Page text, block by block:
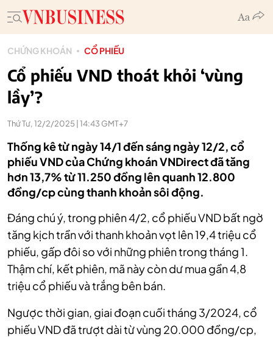
CHỨNG KHOÁN CỔ PHIẾU
Cổ phiếu VND thoát khỏi ‘vùng
lầy’?
Thứ Tư, 12/2/2025 | 14:43 GMT+7
Thống kê từ ngày 14/1 đến sáng ngày 12/2, cổ
phiếu VND của Chứng khoán VNDirect đã tăng
hơn 13,7% từ 11.250 đồng lên quanh 12.800
đồng/cp cùng thanh khoản sôi động.
Đáng chú ý, trong phiên 4/2, cổ phiếu VND bất ngờ
tăng kịch trần với thanh khoản vọt lên 19,4 triệu cổ
phiếu, gấp đôi so với những phiên trong tháng 1.
Thậm chí, kết phiên, mã này còn dư mua gần 4,8
triệu cổ phiếu và trắng bên bán.
Ngược thời gian, giai đoạn cuối tháng 3/2024, cổ
phiếu VND đã trượt dài từ vùng 20.000 đồng/cp,